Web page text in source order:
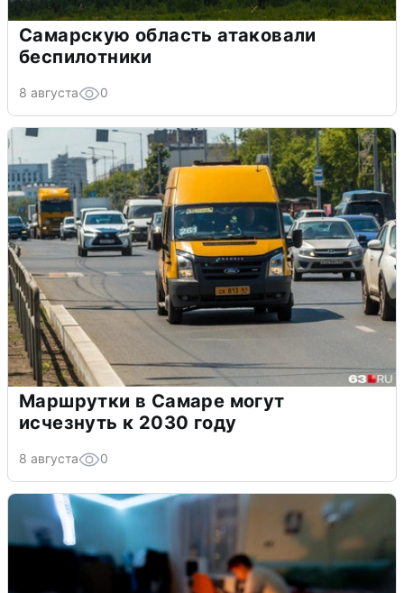
Самарскую область атаковали
беспилотники
8 августа 0
Маршрутки в Самаре могут
исчезнуть к 2030 году
8 августа 0